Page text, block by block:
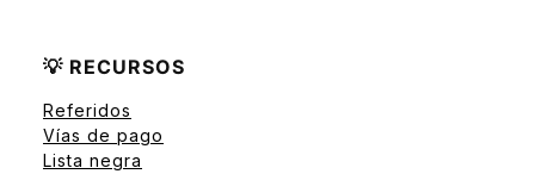
💡 RECURSOS
Referidos
Vías de pago
Lista negra